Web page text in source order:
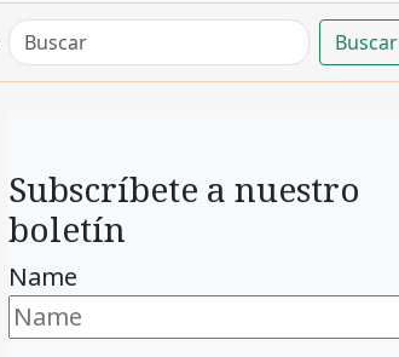
Buscar
Subscríbete a nuestro
boletín
Name